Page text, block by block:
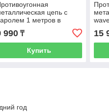
цепь с
1 метров в
990₸
Купить
15
год